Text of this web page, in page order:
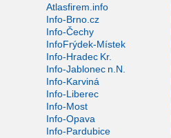
Atlasfirem.info
Info-Brno.cz
Info-Čechy
InfoFrýdek-Místek
Info-Hradec Kr.
Info-Jablonec n.N.
Info-Karviná
Info-Liberec
Info-Most
Info-Opava
Info-Pardubice